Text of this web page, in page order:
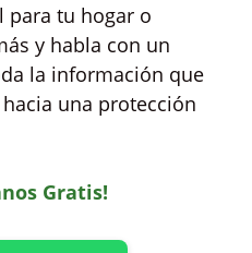
para tu hogar o
y habla con un
la información que
una protección
Gratis!